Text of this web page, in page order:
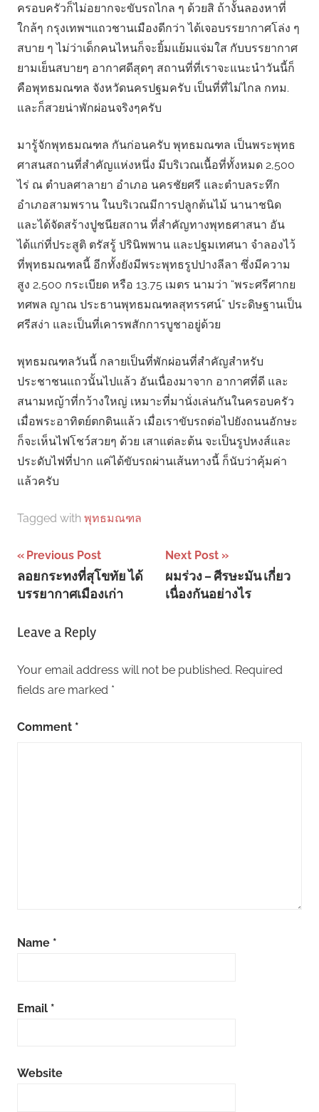
ครอบครัวก็ไม่อยากจะขับรถไกล ๆ ด้วยสิ ถ้างั้นลองหาที่
ใกล้ๆ กรุงเทพฯแถวชานเมืองดีกว่า ได้เจอบรรยากาศโล่ง ๆ
สบาย ๆ ไม่ว่าเด็กคนไหนก็จะยิ้มแย้มแจ่มใส กับบรรยากาศ
ยามเย็นสบายๆ อากาศดีสุดๆ สถานที่ที่เราจะแนะนำวันนี้ก็
คือพุทธมณฑล จังหวัดนครปฐมครับ เป็นที่ที่ไม่ไกล กทม.
และก็สวยน่าพักผ่อนจริงๆครับ
มารู้จักพุทธมณฑล กันก่อนครับ พุทธมณฑล เป็นพระพุทธ
ศาสนสถานที่สำคัญแห่งหนึ่ง มีบริเวณเนื้อที่ทั้งหมด 2,500
ไร่ ณ ตำบลศาลายา อำเภอ นครชัยศรี และตำบลระทึก
อำเภอสามพราน ในบริเวณมีการปลูกต้นไม้ นานาชนิด
และได้จัดสร้างปูชนียสถาน ที่สำคัญทางพุทธศาสนา อัน
ได้แก่ที่ประสูติ ตรัสรู้ ปรินิพพาน และปฐมเทศนา จำลองไว้
ที่พุทธมณฑลนี้ อีกทั้งยังมีพระพุทธรูปปางลีลา ซึ่งมีความ
สูง 2,500 กระเบียด หรือ 13.75 เมตร นามว่า “พระศรีศากย
ทศพล ญาณ ประธานพุทธมณฑลสุทรรศน์” ประดิษฐานเป็น
ศรีสง่า และเป็นที่เคารพสักการบูชาอยู่ด้วย
พุทธมณฑลวันนี้ กลายเป็นที่พักผ่อนที่สำคัญสำหรับ
ประชาชนแถวนั้นไปแล้ว อันเนื่องมาจาก อากาศที่ดี และ
สนามหญ้าที่กว้างใหญ่ เหมาะที่มานั่งเล่นกันในครอบครัว
เมื่อพระอาทิตย์ตกดินแล้ว เมื่อเราขับรถต่อไปยังถนนอักษะ
ก็จะเห็นไฟโชว์สวยๆ ด้วย เสาแต่ละต้น จะเป็นรูปหงส์และ
ประดับไฟที่ปาก แค่ได้ขับรถผ่านเส้นทางนี้ ก็นับว่าคุ้มค่า
แล้วครับ
Tagged with พุทธมณฑล
Post
navigation
Previous Post
ลอยกระทงที่สุโขทัย ได้
บรรยากาศเมืองเก่า
Next Post
ผมร่วง – ศีรษะมัน เกี่ยว
เนื่องกันอย่างไร
Leave a Reply
Your email address will not be published. Required
fields are marked *
Comment *
Name *
Email *
Website